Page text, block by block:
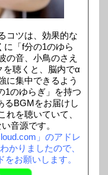
コツは、効果的な
に「f分の1のゆら
の音、小鳥のさえ
を聴くと、脳内でα
に集中できるよう
1のゆらぎ」を持つ
るBGMをお届けし
れを聴いていて、
音源です。
」のアドレ
かりましたので、
お願いします。